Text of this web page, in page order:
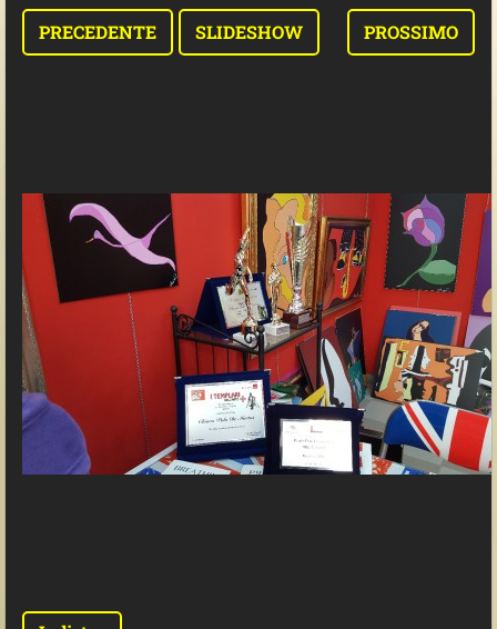
PRECEDENTE SLIDESHOW PROSSIMO